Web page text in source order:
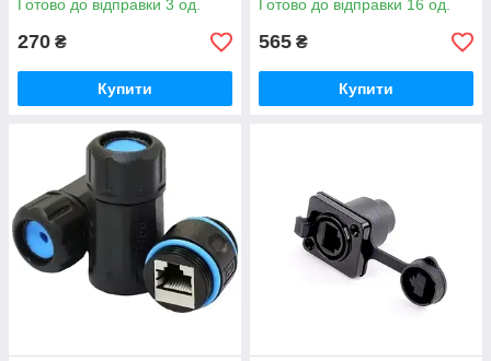
Готово до відправки 3 од.
270 ₴
Купити
Готово до відправки 16 од.
565 ₴
Купити